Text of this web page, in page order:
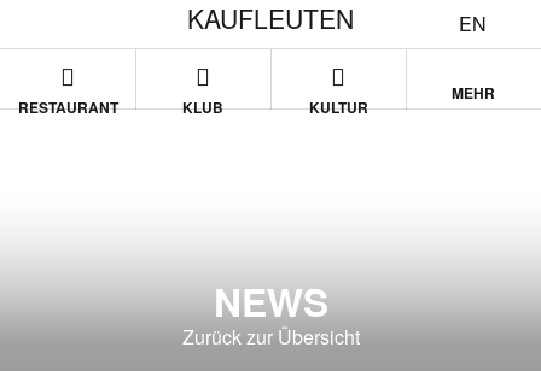
EN
KAUFLEUTEN
RESTAURANT KLUB KULTUR
MEHR
NEWS
Zurück zur Übersicht